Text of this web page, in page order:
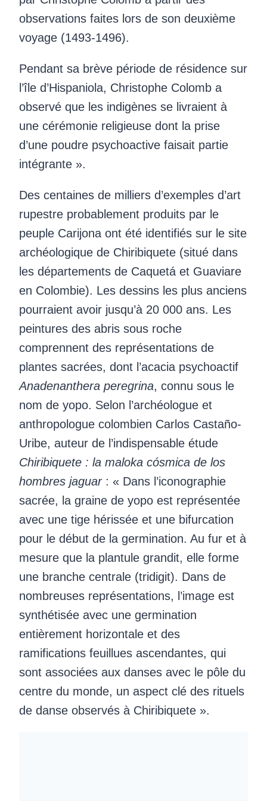
observations faites lors de son deuxième
voyage (1493-1496).
Pendant sa brève période de résidence sur
l’île d’Hispaniola, Christophe Colomb a
observé que les indigènes se livraient à
une cérémonie religieuse dont la prise
d’une poudre psychoactive faisait partie
intégrante ».
Des centaines de milliers d’exemples d’art
rupestre probablement produits par le
peuple Carijona ont été identifiés sur le site
archéologique de Chiribiquete (situé dans
les départements de Caquetá et Guaviare
en Colombie). Les dessins les plus anciens
pourraient avoir jusqu’à 20 000 ans. Les
peintures des abris sous roche
comprennent des représentations de
plantes sacrées, dont l’acacia psychoactif
Anadenanthera peregrina, connu sous le
nom de yopo. Selon l’archéologue et
anthropologue colombien Carlos Castaño-
Uribe, auteur de l’indispensable étude
Chiribiquete : la maloka cósmica de los
hombres jaguar : « Dans l’iconographie
sacrée, la graine de yopo est représentée
avec une tige hérissée et une bifurcation
pour le début de la germination. Au fur et à
mesure que la plantule grandit, elle forme
une branche centrale (tridigit). Dans de
nombreuses représentations, l’image est
synthétisée avec une germination
entièrement horizontale et des
ramifications feuillues ascendantes, qui
sont associées aux danses avec le pôle du
centre du monde, un aspect clé des rituels
de danse observés à Chiribiquete ».